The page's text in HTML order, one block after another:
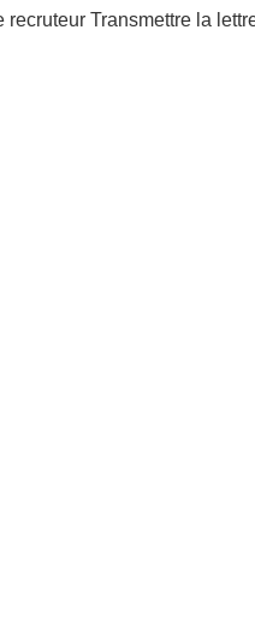
Transmettre la